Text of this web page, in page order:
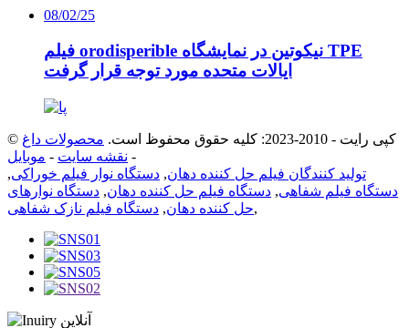
08/02/25
فیلم orodisperible نیکوتین در نمایشگاه TPE
ایالات متحده مورد توجه قرار گرفت
© کپی رایت - 2010-2023: کلیه حقوق محفوظ است.
محصولات داغ
- نقشه سایت - موبایل
تولید کنندگان فیلم حل کننده دهان, دستگاه نوار فیلم خوراکی,
دستگاه فیلم شفاهی, دستگاه فیلم حل کننده دهان, دستگاه نوارهای
حل کننده دهان, دستگاه فیلم نازک شفاهی ,